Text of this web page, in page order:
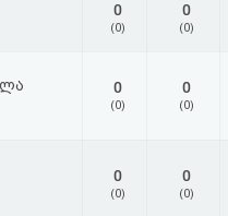
0
(0)
0
(0)
0
(0)
0
(0)
0
(0)
0
(0)